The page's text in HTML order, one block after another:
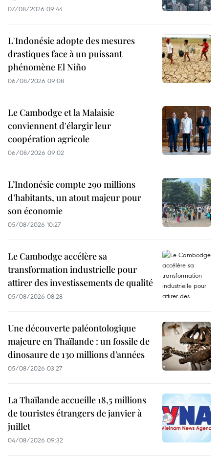
07/08/2026 09:44
L'Indonésie adopte des mesures
drastiques face à un puissant
phénomène El Niño
06/08/2026 09:08
Le Cambodge et la Malaisie
conviennent d'élargir leur
coopération agricole
06/08/2026 09:02
L’Indonésie compte 290 millions
d’habitants, un atout majeur pour
son économie
05/08/2026 10:27
Le Cambodge accélère sa
transformation industrielle pour
attirer des investissements de qualité
05/08/2026 08:28
Une découverte paléontologique
majeure en Thaïlande : un fossile de
dinosaure de 130 millions d’années
05/08/2026 03:27
La Thaïlande accueille 18,5 millions
de touristes étrangers de janvier à
juillet
04/08/2026 09:32